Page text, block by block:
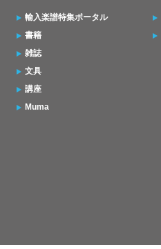
輸入楽譜特集ポータル
書籍
雑誌
文具
講座
Muma